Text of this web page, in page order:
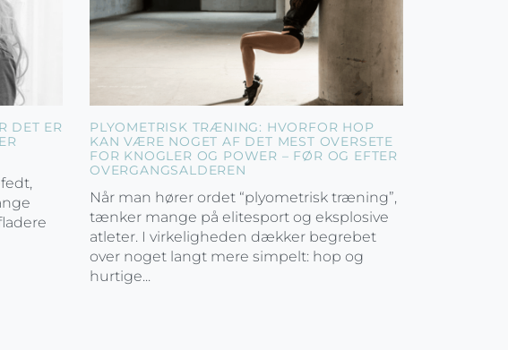
DET ER
PLYOMETRISK TRÆNING: HVORFOR HOP
KAN VÆRE NOGET AF DET MEST OVERSETE
FOR KNOGLER OG POWER – FØR OG EFTER
OVERGANGSALDEREN
Når man hører ordet “plyometrisk træning”,
tænker mange på elitesport og eksplosive
atleter. I virkeligheden dækker begrebet
over noget langt mere simpelt: hop og
hurtige...